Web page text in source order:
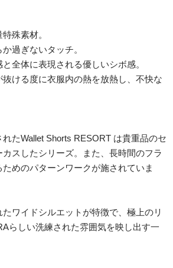
殊素材。
過ぎないタッチ。
全体に表現される優しいシボ感。
ける度に衣服内の熱を放熱し、不快な
たWallet Shorts RESORT は貴重品のセ
スしたシリーズ。また、長時間のフラ
めのパターンワークが施されていま
ワイドシルエットが特徴で、極上のリ
らしい洗練された雰囲気を映し出す一